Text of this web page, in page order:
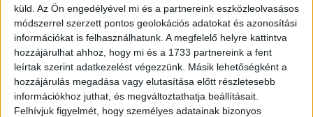
küld. Az Ön engedélyével mi és a partnereink eszközleolvasásos
módszerrel szerzett pontos geolokációs adatokat és azonosítási
információkat is felhasználhatunk. A megfelelő helyre kattintva
hozzájárulhat ahhoz, hogy mi és a 1733 partnereink a fent
leírtak szerint adatkezelést végezzünk. Másik lehetőségként a
hozzájárulás megadása vagy elutasítása előtt részletesebb
információkhoz juthat, és megváltoztathatja beállításait.
Felhívjuk figyelmét, hogy személyes adatainak bizonyos